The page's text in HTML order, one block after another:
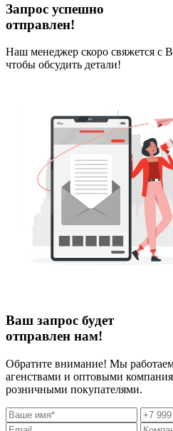
Запрос успешно
отправлен!
Наш менеджер скоро свяжется с
чтобы обсудить детали!
Ваш запрос будет
отправлен нам!
Обратите внимание! Мы
агенствами и оптовыми
розничными покупателями.